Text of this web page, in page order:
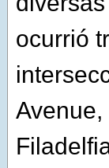
ocurrió